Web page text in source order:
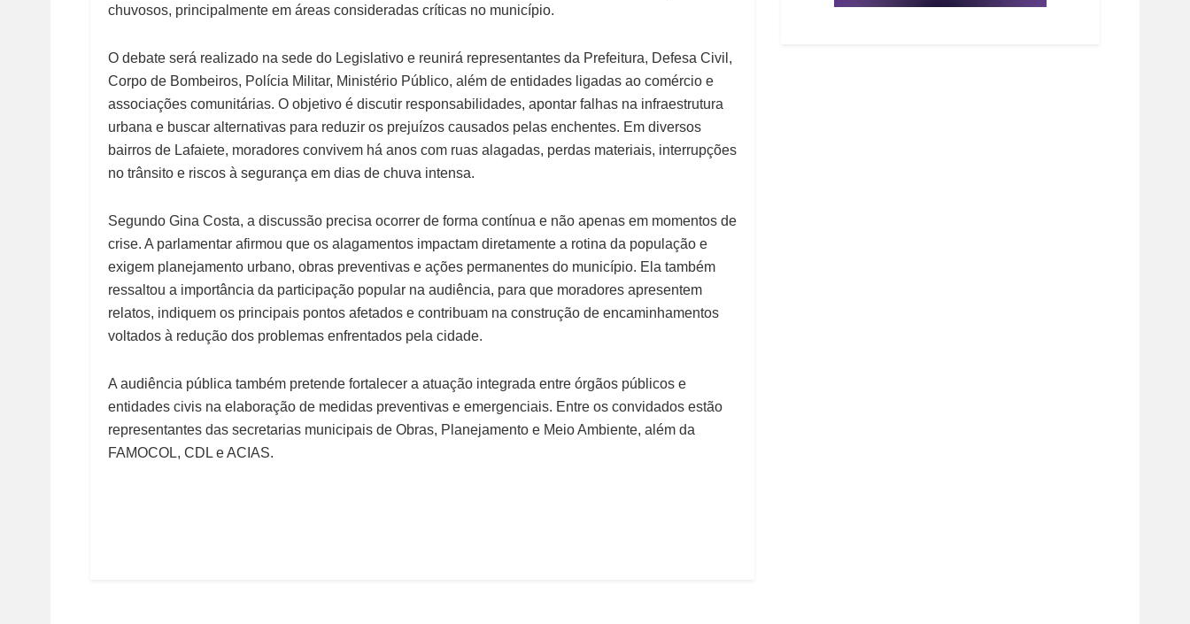
chuvosos, principalmente em áreas consideradas críticas no município.
O debate será realizado na sede do Legislativo e reunirá representantes da Prefeitura, Defesa Civil,
Corpo de Bombeiros, Polícia Militar, Ministério Público, além de entidades ligadas ao comércio e
associações comunitárias. O objetivo é discutir responsabilidades, apontar falhas na infraestrutura
urbana e buscar alternativas para reduzir os prejuízos causados pelas enchentes. Em diversos
bairros de Lafaiete, moradores convivem há anos com ruas alagadas, perdas materiais, interrupções
no trânsito e riscos à segurança em dias de chuva intensa.
Segundo Gina Costa, a discussão precisa ocorrer de forma contínua e não apenas em momentos de
crise. A parlamentar afirmou que os alagamentos impactam diretamente a rotina da população e
exigem planejamento urbano, obras preventivas e ações permanentes do município. Ela também
ressaltou a importância da participação popular na audiência, para que moradores apresentem
relatos, indiquem os principais pontos afetados e contribuam na construção de encaminhamentos
voltados à redução dos problemas enfrentados pela cidade.
A audiência pública também pretende fortalecer a atuação integrada entre órgãos públicos e
entidades civis na elaboração de medidas preventivas e emergenciais. Entre os convidados estão
representantes das secretarias municipais de Obras, Planejamento e Meio Ambiente, além da
FAMOCOL, CDL e ACIAS.